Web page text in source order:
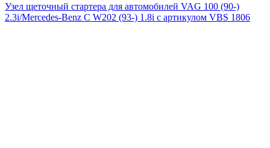
Узел щеточный стартера для автомобилей VAG 100 (90-)
2.3i/Mercedes-Benz C W202 (93-) 1.8i с артикулом VBS 1806